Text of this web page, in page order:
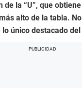
de la “U”, que
alto de la tabla.
único destacado